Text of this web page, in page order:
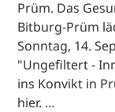
Prüm. Das
Bitburg-Prüm
Sonntag, 14.
"Ungefiltert -
ins Konvikt in
hier. …